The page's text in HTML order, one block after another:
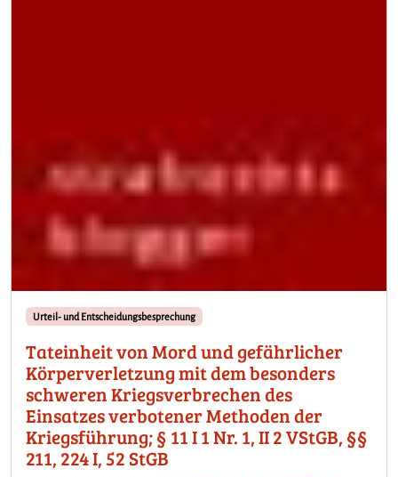
Urteil- und Entscheidungsbesprechung
Tateinheit von Mord und gefährlicher
Körperverletzung mit dem besonders
schweren Kriegsverbrechen des
Einsatzes verbotener Methoden der
Kriegsführung; § 11 I 1 Nr. 1, II 2 VStGB, §§
211, 224 I, 52 StGB